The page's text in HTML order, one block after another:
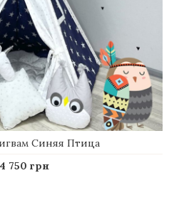
Синяя Птица
4 750 грн